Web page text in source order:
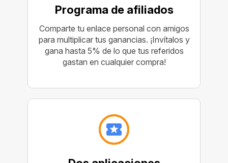
Programa de afiliados
Comparte tu enlace personal con amigos
para multiplicar tus ganancias. ¡Invítalos y
gana hasta 5% de lo que tus referidos
gastan en cualquier compra!